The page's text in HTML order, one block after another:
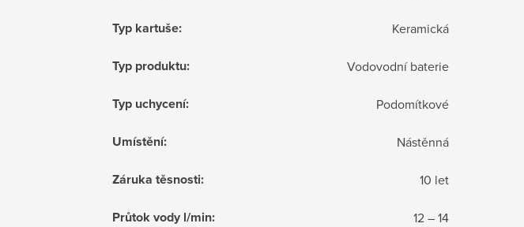
Typ kartuše: Keramická
Typ produktu: Vodovodní baterie
Typ uchycení: Podomítkové
Umístění: Nástěnná
Záruka těsnosti: 10 let
Průtok vody l/min: 12 – 14